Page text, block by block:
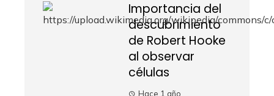
Importancia del
descubrimiento
de Robert Hooke
al observar
células
Hace 1 año